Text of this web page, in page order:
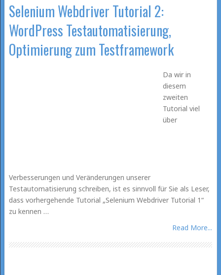
Selenium Webdriver Tutorial 2:
WordPress Testautomatisierung,
Optimierung zum Testframework
Da wir in
diesem
zweiten
Tutorial viel
über
Verbesserungen und Veränderungen unserer
Testautomatisierung schreiben, ist es sinnvoll für Sie als Leser,
dass vorhergehende Tutorial „Selenium Webdriver Tutorial 1“
zu kennen …
Read More...